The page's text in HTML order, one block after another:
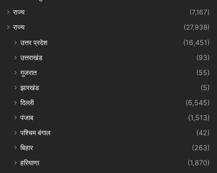
राज्य
(7,167)
राज्य
(27,938)
उत्तर प्रदेश
(16,451)
उत्तराखंड
(93)
गुजरात
(55)
झारखंड
(5)
दिल्ली
(6,545)
पंजाब
(1,513)
पश्चिम बंगाल
(42)
बिहार
(263)
हरियाणा
(1,870)